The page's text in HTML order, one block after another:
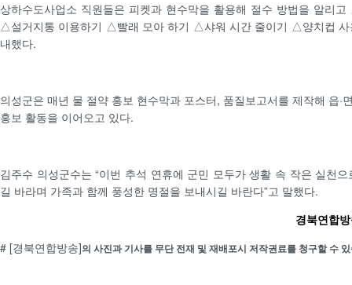
상하수도사업소 직원들은 피켓과 현수막을 활용해 절수 방법을 알리
△설거지통 이용하기 △빨래 모아 하기 △샤워 시간 줄이기 △양치컵 사
내했다.
의성군은 매년 물 절약 홍보 현수막과 포스터, 품질보고서를 제작해 읍·
홍보 활동을 이어오고 있다.
김주수 의성군수는 “이번 추석 연휴에 군민 모두가 생활 속 작은 실천
길 바라며 가족과 함께 풍성한 명절을 보내시길 바란다”고 말했다.
경북연합
# [경북연합방송]의 사진과 기사를 무단 전재 및 재배포시 저작권료를 청구할 수